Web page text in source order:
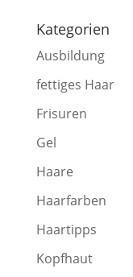
Kategorien
Ausbildung
fettiges Haar
Frisuren
Gel
Haare
Haarfarben
Haartipps
Kopfhaut